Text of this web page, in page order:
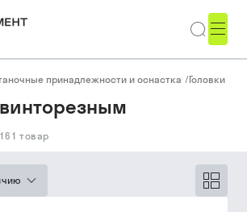
принадлежности и оснастка /Головки
161 товар